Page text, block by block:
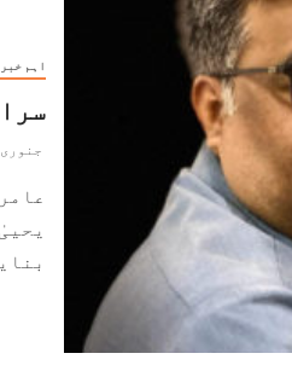
اہم
جنوری 7, 2025